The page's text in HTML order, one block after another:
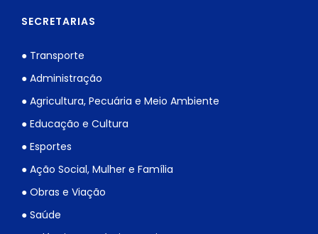
SECRETARIAS
● Transporte
● Administração
● Agricultura, Pecuária e Meio Ambiente
● Educação e Cultura
● Esportes
● Ação Social, Mulher e Família
● Obras e Viação
● Saúde